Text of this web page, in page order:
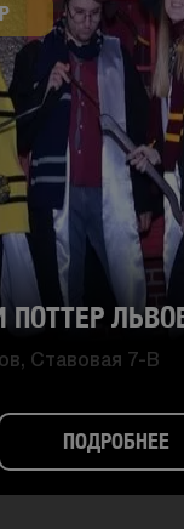
ПОТТЕР
Ставовая 7-В
ПОДРОБНЕЕ